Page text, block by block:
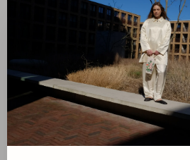
Sorteren op:
Toon 1 - 0 van 0